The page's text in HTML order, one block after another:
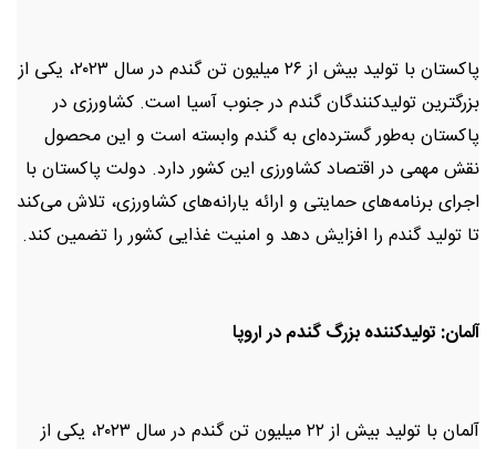
پاکستان با تولید بیش از ۲۶ میلیون تن گندم در سال ۲۰۲۳، یکی از
بزرگترین تولیدکنندگان گندم در جنوب آسیا است. کشاورزی در
پاکستان به‌طور گسترده‌ای به گندم وابسته است و این محصول
نقش مهمی در اقتصاد کشاورزی این کشور دارد. دولت پاکستان با
اجرای برنامه‌های حمایتی و ارائه یارانه‌های کشاورزی، تلاش می‌کند
تا تولید گندم را افزایش دهد و امنیت غذایی کشور را تضمین کند.
آلمان: تولیدکننده بزرگ گندم در اروپا
آلمان با تولید بیش از ۲۲ میلیون تن گندم در سال ۲۰۲۳، یکی از